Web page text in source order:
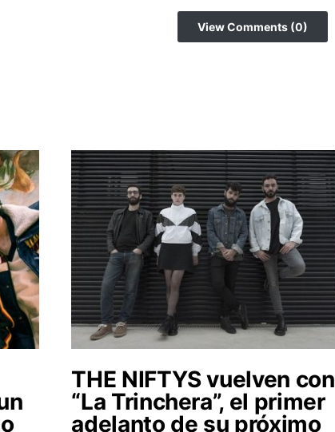
View Comments (0)
THE NIFTYS vuelven con
“La Trinchera”, el primer
adelanto de su próximo